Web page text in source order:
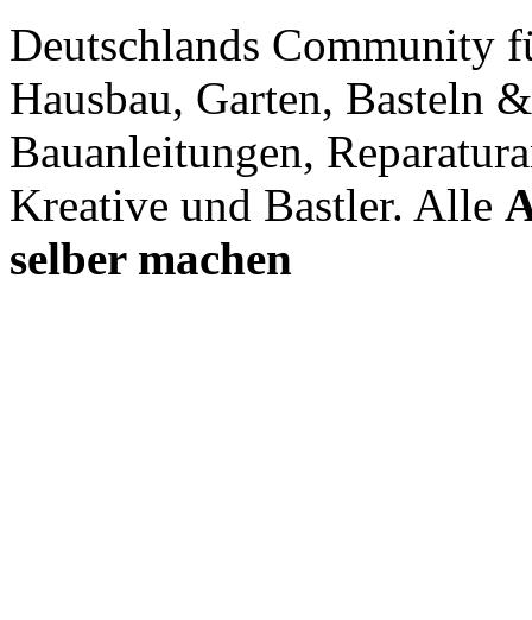
Deutschlands Community
Hausbau, Garten, Basteln
Bauanleitungen,
Kreative und Bastler. Alle
selber machen